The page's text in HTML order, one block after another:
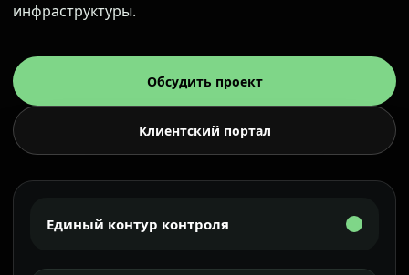
инфраструктуры.
Обсудить проект
Клиентский портал
Единый контур контроля